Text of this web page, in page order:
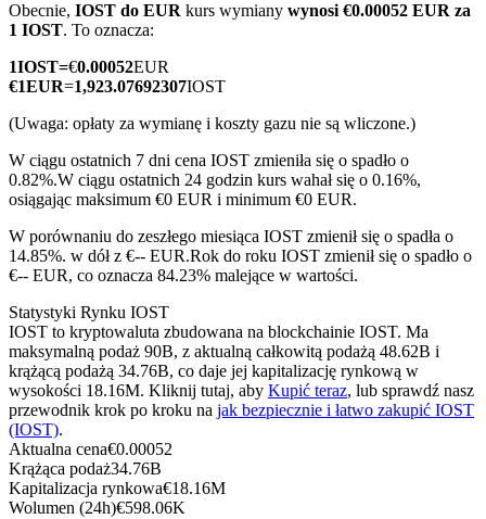
TradFi
towary
Kontrakty terminowe na USDC
Kontrakty futures wykorzystujące USDC jako zabezpieczenie
Obecnie, IOST do EUR kurs wymiany wynosi €0.00052 EUR za
1 IOST. To oznacza:
1IOST=€0.00052EUR
€1EUR=1,923.07692307IOST
(Uwaga: opłaty za wymianę i koszty gazu nie są wliczone.)
W ciągu ostatnich 7 dni cena IOST zmieniła się o spadło o
0.82%.W ciągu ostatnich 24 godzin kurs wahał się o 0.16%,
osiągając maksimum €0 EUR i minimum €0 EUR.
W porównaniu do zeszłego miesiąca IOST zmienił się o spadła o
14.85%. w dół z €-- EUR.Rok do roku IOST zmienił się o spadło o
€-- EUR, co oznacza 84.23% malejące w wartości.
Statystyki Rynku IOST
IOST to kryptowaluta zbudowana na blockchainie IOST. Ma
maksymalną podaż 90B, z aktualną całkowitą podażą 48.62B i
krążącą podażą 34.76B, co daje jej kapitalizację rynkową w
wysokości 18.16M. Kliknij tutaj, aby Kupić teraz, lub sprawdź nasz
przewodnik krok po kroku na jak bezpiecznie i łatwo zakupić IOST
(IOST).
Aktualna cena€0.00052
Krążąca podaż34.76B
Kapitalizacja rynkowa€18.16M
Wolumen (24h)€598.06K